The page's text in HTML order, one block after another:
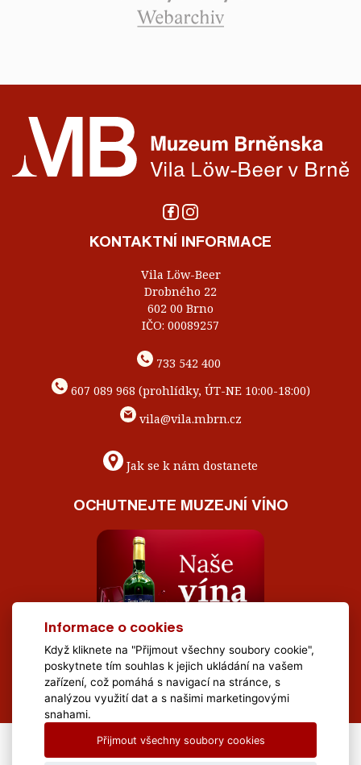
KONTAKTNÍ INFORMACE
Vila Löw-Beer
Drobného 22
602 00 Brno
IČO: 00089257
733 542 400
607 089 968 (prohlídky, ÚT-NE 10:00-18:00)
vila@vila.mbrn.cz
Jak se k nám dostanete
OCHUTNEJTE MUZEJNÍ VÍNO
All Rights Reserved Muzeum Brněnska © 2020, Webdesign by
Informace o cookies
Když kliknete na "Přijmout všechny soubory cookie",
poskytnete tím souhlas k jejich ukládání na vašem
zařízení, což pomáhá s navigací na stránce, s
analýzou využití dat a s našimi marketingovými
snahami.
Přijmout všechny soubory cookies